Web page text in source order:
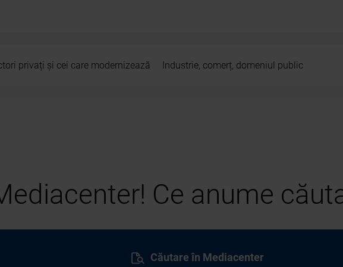
privați și cei care modernizează Industrie, comerț, domeniul public
Ce anume
Căutare în Mediacenter